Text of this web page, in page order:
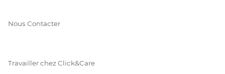
Nous Contacter
Travailler chez Click&Care